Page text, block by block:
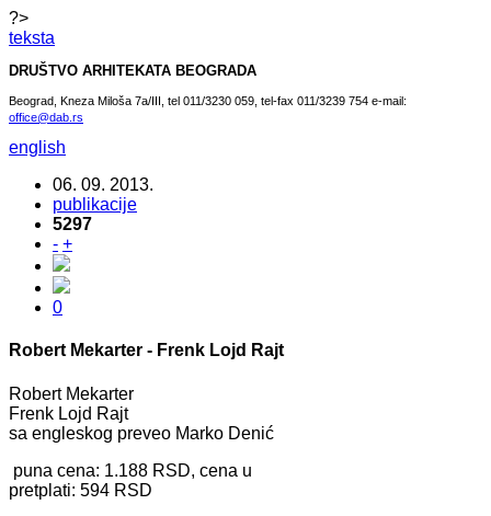
?>
teksta
DRUŠTVO ARHITEKATA BEOGRADA
Beograd, Kneza Miloša 7a/III, tel 011/3230 059, tel-fax 011/3239 754 e-mail:
office@dab.rs
english
06. 09. 2013.
publikacije
5297
- +
0
Robert Mekarter - Frenk Lojd Rajt
Robert Mekarter
Frenk Lojd Rajt
sa engleskog preveo Marko Denić
puna cena: 1.188 RSD, cena u
pretplati: 594 RSD